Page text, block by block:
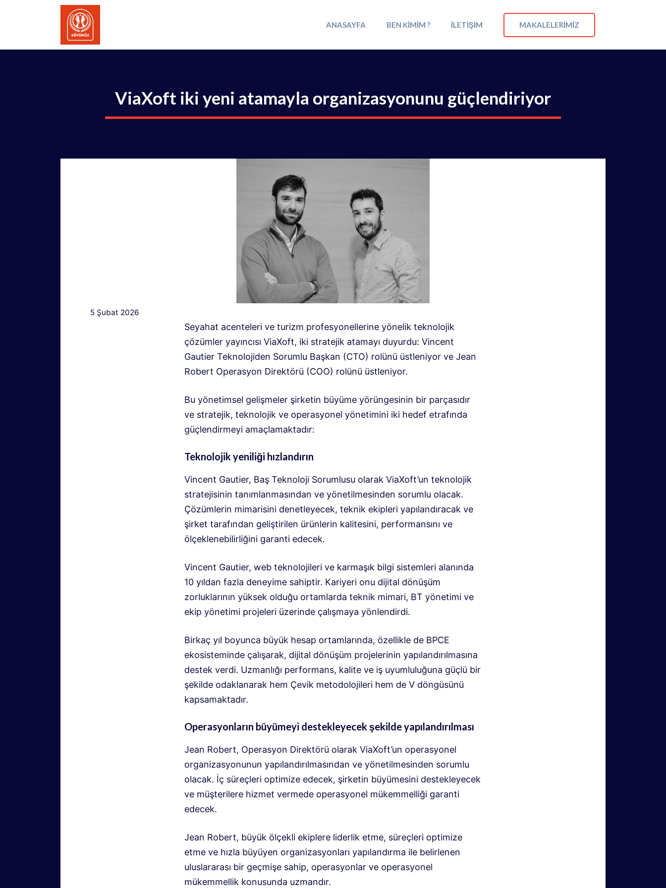
ANASAYFA BEN KIMIM ? İLETIŞIM MAKALELERIMIZ
ViaXoft iki yeni atamayla organizasyonunu güçlendiriyor
5 Şubat 2026
Seyahat acenteleri ve turizm profesyonellerine yönelik teknolojik
çözümler yayıncısı ViaXoft, iki stratejik atamayı duyurdu: Vincent
Gautier Teknolojiden Sorumlu Başkan (CTO) rolünü üstleniyor ve Jean
Robert Operasyon Direktörü (COO) rolünü üstleniyor.
Bu yönetimsel gelişmeler şirketin büyüme yörüngesinin bir parçasıdır
ve stratejik, teknolojik ve operasyonel yönetimini iki hedef etrafında
güçlendirmeyi amaçlamaktadır:
Teknolojik yeniliği hızlandırın
Vincent Gautier, Baş Teknoloji Sorumlusu olarak ViaXoft’un teknolojik
stratejisinin tanımlanmasından ve yönetilmesinden sorumlu olacak.
Çözümlerin mimarisini denetleyecek, teknik ekipleri yapılandıracak ve
şirket tarafından geliştirilen ürünlerin kalitesini, performansını ve
ölçeklenebilirliğini garanti edecek.
Vincent Gautier, web teknolojileri ve karmaşık bilgi sistemleri alanında
10 yıldan fazla deneyime sahiptir. Kariyeri onu dijital dönüşüm
zorluklarının yüksek olduğu ortamlarda teknik mimari, BT yönetimi ve
ekip yönetimi projeleri üzerinde çalışmaya yönlendirdi.
Birkaç yıl boyunca büyük hesap ortamlarında, özellikle de BPCE
ekosisteminde çalışarak, dijital dönüşüm projelerinin yapılandırılmasına
destek verdi. Uzmanlığı performans, kalite ve iş uyumluluğuna güçlü bir
şekilde odaklanarak hem Çevik metodolojileri hem de V döngüsünü
kapsamaktadır.
Operasyonların büyümeyi destekleyecek şekilde yapılandırılması
Jean Robert, Operasyon Direktörü olarak ViaXoft’un operasyonel
organizasyonunun yapılandırılmasından ve yönetilmesinden sorumlu
olacak. İç süreçleri optimize edecek, şirketin büyümesini destekleyecek
ve müşterilere hizmet vermede operasyonel mükemmelliği garanti
edecek.
Jean Robert, büyük ölçekli ekiplere liderlik etme, süreçleri optimize
etme ve hızla büyüyen organizasyonları yapılandırma ile belirlenen
uluslararası bir geçmişe sahip, operasyonlar ve operasyonel
mükemmellik konusunda uzmandır.